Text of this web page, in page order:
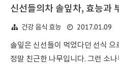
신선들의차 솔잎차, 효능과
건강 음식 효능 2017.01.09
솔잎은 신선들이 먹었다던 선식
정말 친근한 나무입니다. 그런 소